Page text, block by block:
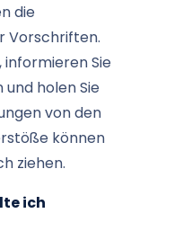
die
Vorschriften.
informieren Sie
holen Sie
von den
können
ziehen.
ich